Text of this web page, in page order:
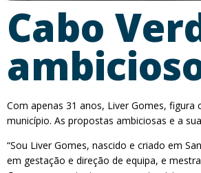
Cabo
Com apenas 31 anos, Liver Gomes,
município. As propostas ambiciosas e a
“Sou Liver Gomes, nascido e criado em
em gestação e direção de equipa, e